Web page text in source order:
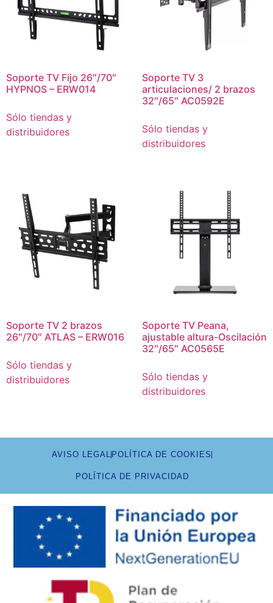
Soporte TV Fijo 26″/70″
HYPNOS – ERW014
Sólo tiendas y
distribuidores
Soporte TV 3
articulaciones/ 2 brazos
32″/65″ AC0592E
Sólo tiendas y
distribuidores
Soporte TV 2 brazos
26″/70″ ATLAS – ERW016
Sólo tiendas y
distribuidores
Soporte TV Peana,
ajustable altura-Oscilación
32″/65″ AC0565E
Sólo tiendas y
distribuidores
AVISO LEGAL POLÍTICA DE COOKIES
POLÍTICA DE PRIVACIDAD